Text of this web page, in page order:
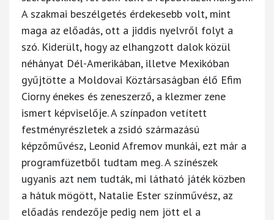
A szakmai beszélgetés érdekesebb volt, mint
maga az előadás, ott a jiddis nyelvről folyt a
szó. Kiderült, hogy az elhangzott dalok közül
néhányat Dél-Amerikában, illetve Mexikóban
gyűjtötte a Moldovai Köztársaságban élő Efim
Ciorny énekes és zeneszerző, a klezmer zene
ismert képviselője. A színpadon vetített
festményrészletek a zsidó származású
képzőművész, Leonid Afremov munkái, ezt már a
programfüzetből tudtam meg. A színészek
ugyanis azt nem tudták, mi látható játék közben
a hátuk mögött, Natalie Ester színművész, az
előadás rendezője pedig nem jött el a